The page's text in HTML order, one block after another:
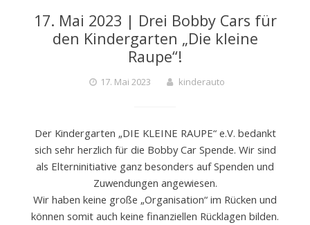
17. Mai 2023 | Drei Bobby Cars für
den Kindergarten „Die kleine
Raupe“!
17. Mai 2023 kinderauto
Der Kindergarten „DIE KLEINE RAUPE“ e.V. bedankt
sich sehr herzlich für die Bobby Car Spende. Wir sind
als Elterninitiative ganz besonders auf Spenden und
Zuwendungen angewiesen.
Wir haben keine große „Organisation“ im Rücken und
können somit auch keine finanziellen Rücklagen bilden.